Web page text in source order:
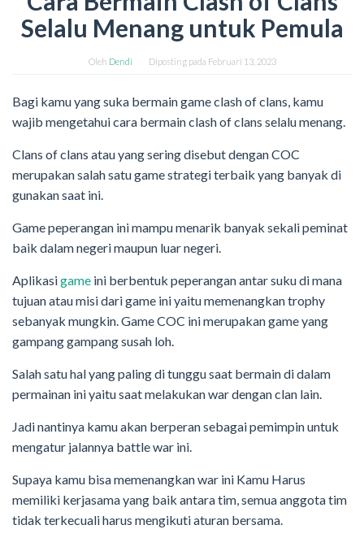
Selalu Menang untuk Pemula
Oleh Dendi Diposting pada Februari 13, 2023
Bagi kamu yang suka bermain game clash of clans, kamu
wajib mengetahui cara bermain clash of clans selalu menang.
Clans of clans atau yang sering disebut dengan COC
merupakan salah satu game strategi terbaik yang banyak di
gunakan saat ini.
Game peperangan ini mampu menarik banyak sekali peminat
baik dalam negeri maupun luar negeri.
Aplikasigame ini berbentuk peperangan antar suku di mana
tujuan atau misi dari game ini yaitu memenangkan trophy
sebanyak mungkin. Game COC ini merupakan game yang
gampang gampang susah loh.
Salah satu hal yang paling di tunggu saat bermain di dalam
permainan ini yaitu saat melakukan war dengan clan lain.
Jadi nantinya kamu akan berperan sebagai pemimpin untuk
mengatur jalannya battle war ini.
Supaya kamu bisa memenangkan war ini Kamu Harus
memiliki kerjasama yang baik antara tim, semua anggota tim
tidak terkecuali harus mengikuti aturan bersama.